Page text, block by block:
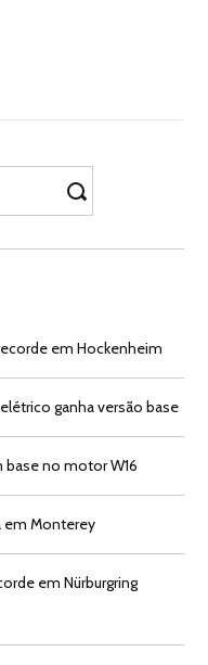
em Hockenheim
ganha versão base
base no motor W16
em Monterey
em Nürburgring